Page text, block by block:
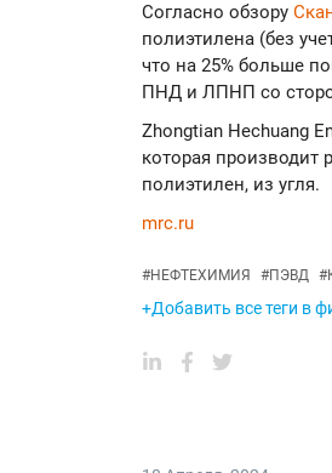
Согласно обзору
полиэтилена (без
что на 25% больше
ПНД и ЛПНП со
Zhongtian Hechuang
которая
полиэтилен, из угля.
mrc.ru
#НЕФТЕХИМИЯ #ПЭВД #
+Добавить все теги в